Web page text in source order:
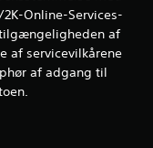
2
v
u
Online-Services-
af
af servicevilkårene
af adgang til